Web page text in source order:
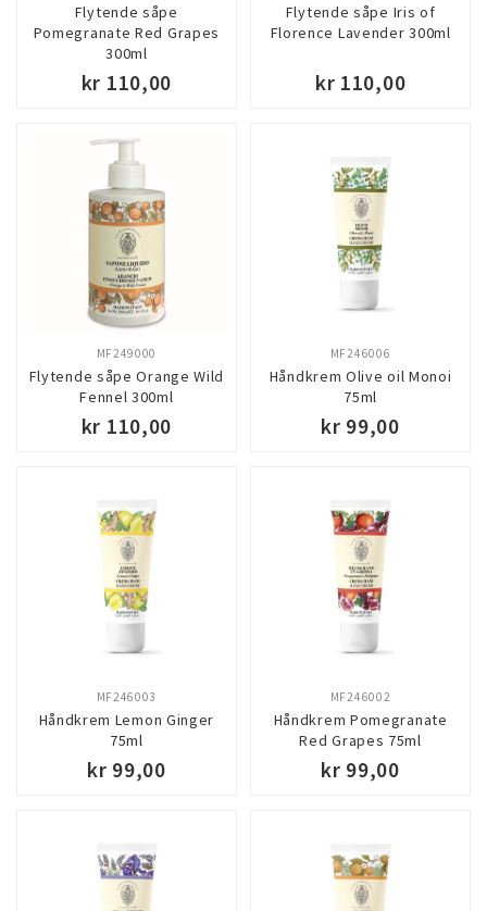
Flytende såpe
Pomegranate Red Grapes
300ml
kr 110,00
Flytende såpe Iris of
Florence Lavender 300ml
kr 110,00
Flytende såpe Orange Wild
Fennel 300ml
MF249000
kr 110,00
Håndkrem Olive oil Monoi
75ml
MF246006
kr 99,00
Håndkrem Lemon Ginger
75ml
MF246003
kr 99,00
Håndkrem Pomegranate
Red Grapes 75ml
MF246002
kr 99,00